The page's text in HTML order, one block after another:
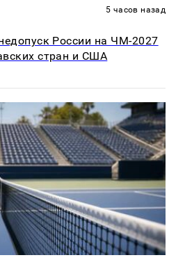
5 часов назад
России на ЧМ-2027
стран и США